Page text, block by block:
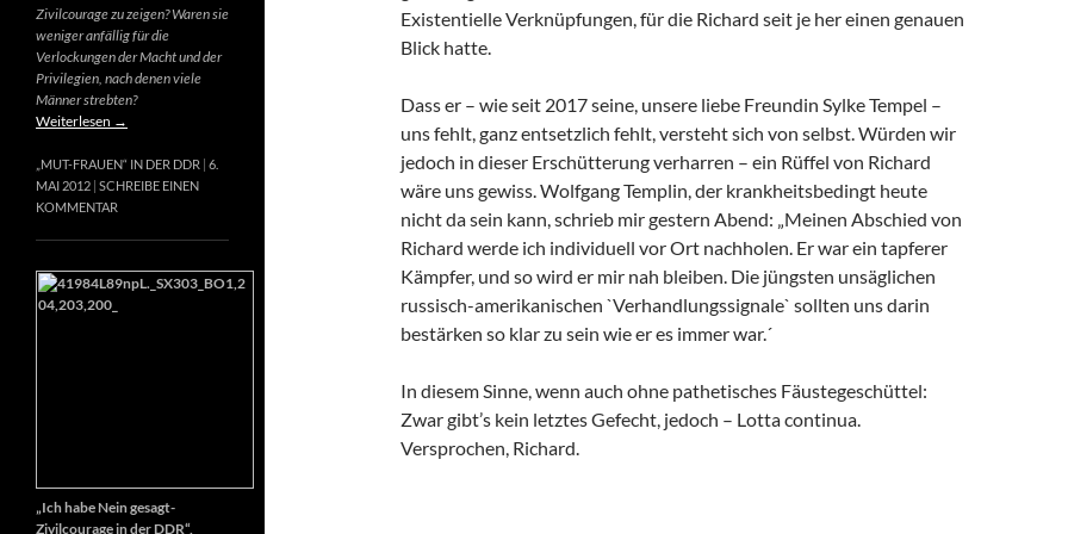
Existentielle Verknüpfungen, für die Richard seit je her einen genauen
Blick hatte.
Dass er – wie seit 2017 seine, unsere liebe Freundin Sylke Tempel –
uns fehlt, ganz entsetzlich fehlt, versteht sich von selbst. Würden wir
jedoch in dieser Erschütterung verharren – ein Rüffel von Richard
wäre uns gewiss. Wolfgang Templin, der krankheitsbedingt heute
nicht da sein kann, schrieb mir gestern Abend: „Meinen Abschied von
Richard werde ich individuell vor Ort nachholen. Er war ein tapferer
Kämpfer, und so wird er mir nah bleiben. Die jüngsten unsäglichen
russisch-amerikanischen `Verhandlungssignale` sollten uns darin
bestärken so klar zu sein wie er es immer war.´
In diesem Sinne, wenn auch ohne pathetisches Fäustegeschüttel:
Zwar gibt’s kein letztes Gefecht, jedoch – Lotta continua.
Versprochen, Richard.
Zivilcourage zu zeigen? Waren sie
weniger anfällig für die
Verlockungen der Macht und der
Privilegien, nach denen viele
Männer strebten?
Weiterlesen →
„MUT-FRAUEN“ IN DER DDR 6.
MAI 2012 SCHREIBE EINEN
KOMMENTAR
„Ich habe Nein gesagt-
Zivilcourage in der DDR“,